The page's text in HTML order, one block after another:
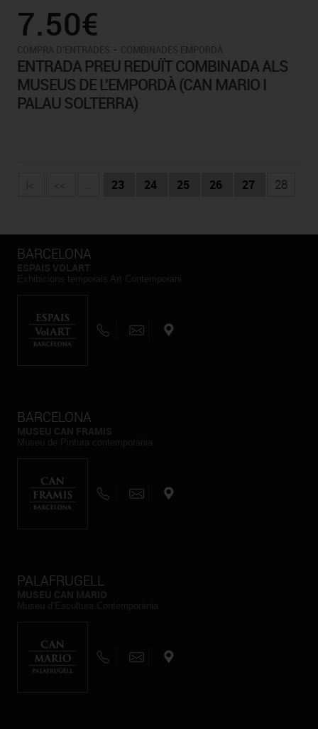
7.50€
-
ENTRADA PREU REDUÏT COMBINADA ALS
MUSEUS DE L'EMPORDÀ (CAN MARIO I
PALAU SOLTERRA)
|< << ... 23 24 25 26 27 28
BARCELONA
BARCELONA
PALAFRUGELL